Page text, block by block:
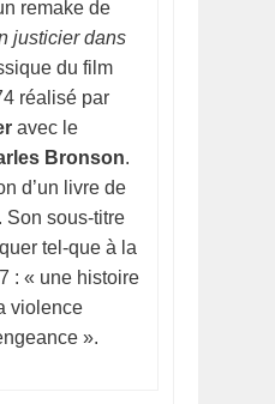
remake de
justicier dans
du film
réalisé par
avec le
Bronson.
d’un livre de
. Son sous-titre
tel-que à la
: « une histoire
violence
».